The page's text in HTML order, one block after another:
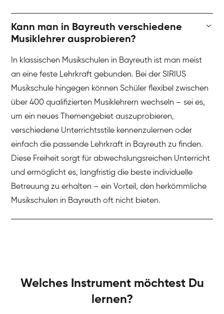
Kann man in Bayreuth verschiedene
Musiklehrer ausprobieren?
In klassischen Musikschulen in Bayreuth ist man meist
an eine feste Lehrkraft gebunden. Bei der SIRIUS
Musikschule hingegen können Schüler flexibel zwischen
über 400 qualifizierten Musiklehrern wechseln – sei es,
um ein neues Themengebiet auszuprobieren,
verschiedene Unterrichtsstile kennenzulernen oder
einfach die passende Lehrkraft in Bayreuth zu finden.
Diese Freiheit sorgt für abwechslungsreichen Unterricht
und ermöglicht es, langfristig die beste individuelle
Betreuung zu erhalten – ein Vorteil, den herkömmliche
Musikschulen in Bayreuth oft nicht bieten.
Welches Instrument möchtest Du
lernen?